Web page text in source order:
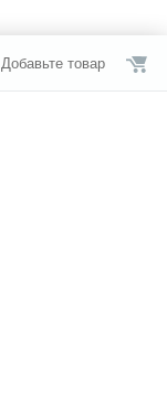
Добавьте товар